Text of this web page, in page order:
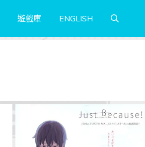
遊戲庫 ENGLISH